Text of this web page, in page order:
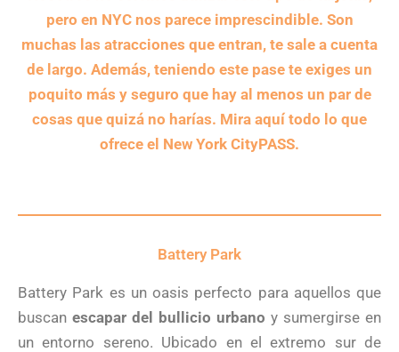
pero en NYC nos parece imprescindible. Son
muchas las atracciones que entran, te sale a cuenta
de largo. Además, teniendo este pase te exiges un
poquito más y seguro que hay al menos un par de
cosas que quizá no harías. Mira aquí todo lo que
ofrece el New York CityPASS.
Battery Park
Battery Park es un oasis perfecto para aquellos que
buscan escapar del bullicio urbano y sumergirse en
un entorno sereno. Ubicado en el extremo sur de